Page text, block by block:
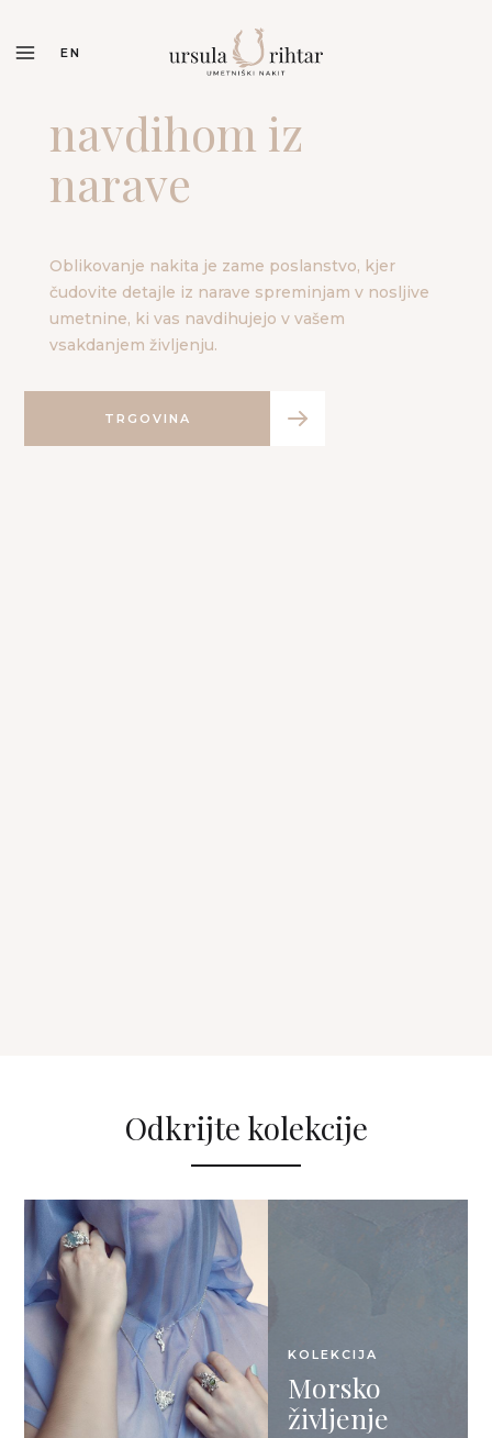
ENUnikatni nakit z
navdihom iz
narave
Oblikovanje nakita je zame poslanstvo, kjer
čudovite detajle iz narave spreminjam v nosljive
umetnine, ki vas navdihujejo v vašem
vsakdanjem življenju.
TRGOVINA
Unikatni nakit z
navdihom iz
narave
Oblikovanje nakita je zame poslanstvo, kjer
čudovite detajle iz narave spreminjam v nosljive
umetnine, ki vas navdihujejo v vašem
vsakdanjem življenju.
TRGOVINA
Odkrijte kolekcije
KOLEKCIJA
Morsko
življenje